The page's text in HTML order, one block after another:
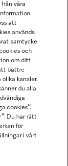
våra
att
används
samtycke
och
om ditt
bättre
olika kanaler.
du alla
cookies”.
Du har rätt
för
i vårt